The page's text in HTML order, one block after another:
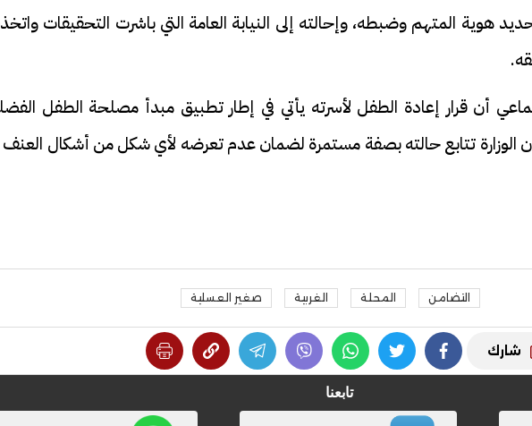
هوية المتهم وضبطه، وإحالته إلى النيابة العامة التي باشرت التحقيقات
أن قرار إعادة الطفل لأسرته يأتي في إطار تطبيق مبدأ مصلحة الطفل
الوزارة تتابع حالته بصفة مستمرة لضمان عدم تعرضه لأي شكل من أشكال العنف
التضامن المحلة الغربية صغير العسلية
شارك
تابعنا